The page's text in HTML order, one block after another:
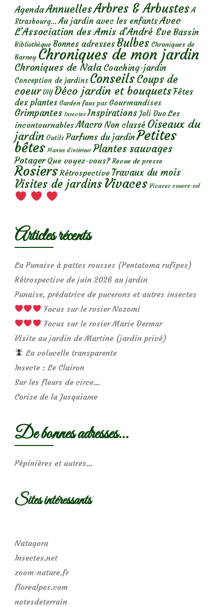
AgendaAnnuellesArbres & Arbustes A
Strasbourg... Au jardin avec les enfantsAvec
L'Association des Amis d'André Eve Bassin
Bibliothèque Bonnes adresses Bulbes Chroniques de
Barney Chroniques de mon jardin
Chroniques de Nala Coaching-jardin
Conception de jardins ConseilsCoups de
coeur DIY Déco jardin et bouquetsFêtes
des plantes Garden faux pas Gourmandises
Grimpantes Insectes Inspirations Joli Duo Les
incontournables Macro Non classé Oiseaux du
jardin Outils Parfums du jardinPetites
bêtes Plantes d’intérieur Plantes sauvages
Potager Que voyez-vous? Revue de presse
Rosiers Rétrospective Travaux du mois
Visites de jardins Vivaces Vivaces couvre-sol
Articles récents
La Punaise à pattes rousses (Pentatoma rufipes)
Rétrospective de juin 2026 au jardin
Punaise, prédatrice de pucerons et autres insectes
Focus sur le rosier Nozomi
Focus sur le rosier Marie Dermar
Visite au jardin de Martine (jardin privé)
La volucelle transparente
Insecte : Le Clairon
Sur les fleurs de circe…
Corise de la Jusquiame
De bonnes adresses…
Pépinières et autres…
Sites intéressants
Natagora
Insectes.net
zoom-nature.fr
florealpes.com
notesdeterrain